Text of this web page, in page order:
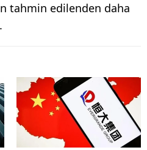
tahmin edilenden daha